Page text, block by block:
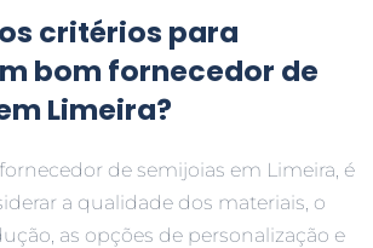
critérios para
bom fornecedor de
Limeira?
de semijoias em Limeira, é
a qualidade dos materiais, o
as opções de personalização e